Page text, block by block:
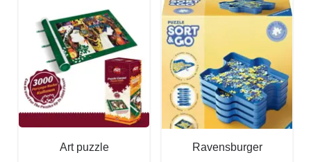
Art puzzle
Ravensburger